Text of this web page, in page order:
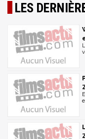
LES